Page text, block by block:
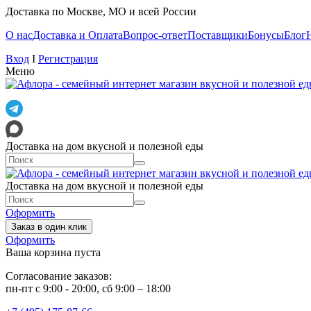
Доставка по Москве, МО и всей России
О насДоставка и ОплатаВопрос-ответПоставщикиБонусыБлог
Вход I Регистрация
Меню
Доставка на дом вкусной и полезной еды
Доставка на дом вкусной и полезной еды
Оформить
Заказ в один клик
Оформить
Ваша корзина пуста
Согласование заказов:
пн-пт с 9:00 - 20:00, сб 9:00 – 18:00